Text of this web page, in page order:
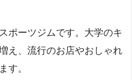
ポーツジムです。大学のキ
え、流行のお店やおしゃれ
す。